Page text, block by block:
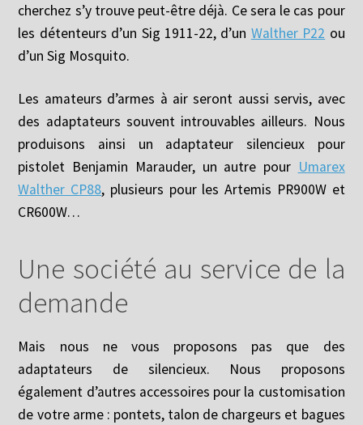
cherchez s’y trouve peut-être déjà. Ce sera le cas pour
les détenteurs d’un Sig 1911-22, d’un Walther P22 ou
d’un Sig Mosquito.
Les amateurs d’armes à air seront aussi servis, avec
des adaptateurs souvent introuvables ailleurs. Nous
produisons ainsi un adaptateur silencieux pour
pistolet Benjamin Marauder, un autre pour Umarex
Walther CP88, plusieurs pour les Artemis PR900W et
CR600W…
Une société au service de la
demande
Mais nous ne vous proposons pas que des
adaptateurs de silencieux. Nous proposons
également d’autres accessoires pour la customisation
de votre arme : pontets, talon de chargeurs et bagues